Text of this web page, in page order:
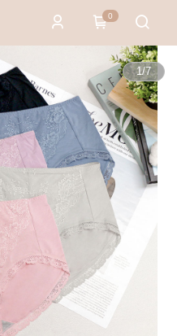
0
1/7